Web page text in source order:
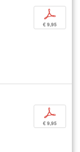
p
€ 9,95
p
€ 9,95